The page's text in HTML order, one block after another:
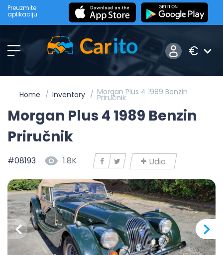
Preuzmite
aplikaciju
€
Home Inventory Morgan Plus 4 1989 Benzin
Priručnik
Morgan Plus 4 1989 Benzin
Priručnik
#08193 1.8K Udio